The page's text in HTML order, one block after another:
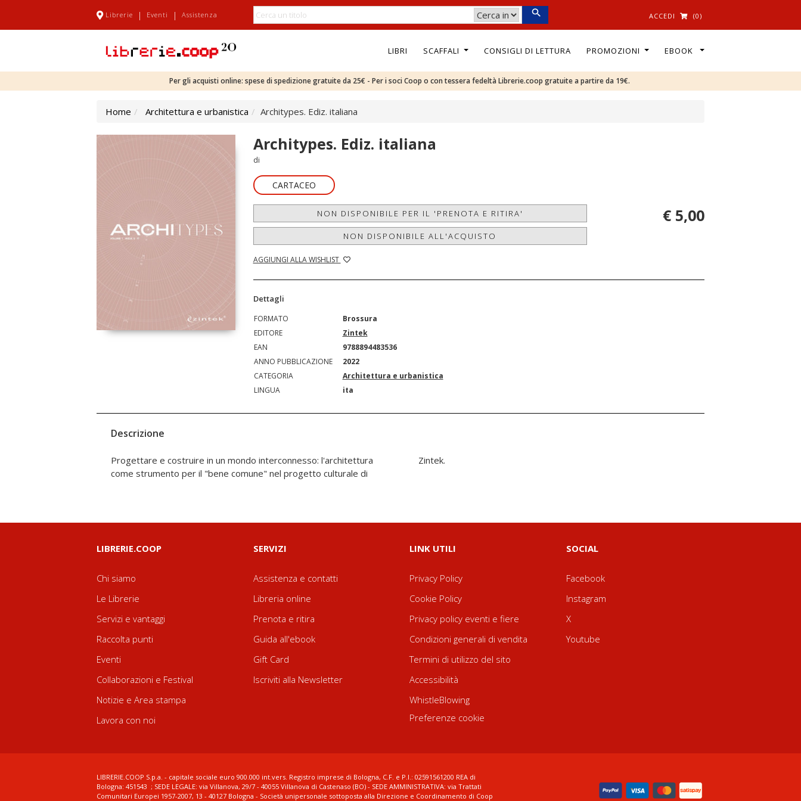
Librerie | Eventi | Assistenza ACCEDI (0)
LIBRI SCAFFALI CONSIGLI DI LETTURA PROMOZIONI EBOOK
Per gli acquisti online: spese di spedizione gratuite da 25€ - Per i soci Coop o con tessera fedeltà Librerie.coop gratuite a partire da 19€.
Home Architettura e urbanistica Architypes. Ediz. italiana
Architypes. Ediz. italiana
di
CARTACEO
NON DISPONIBILE PER IL 'PRENOTA E RITIRA'
NON DISPONIBILE ALL'ACQUISTO
AGGIUNGI ALLA WISHLIST
€ 5,00
Dettagli
FORMATO
Brossura
EDITORE
Zintek
EAN
9788894483536
ANNO PUBBLICAZIONE
2022
CATEGORIA
Architettura e urbanistica
LINGUA
ita
Descrizione
Progettare e costruire in un mondo interconnesso: l'architettura
come strumento per il "bene comune" nel progetto culturale di
Zintek.
LIBRERIE.COOP
Chi siamo
Le Librerie
Servizi e vantaggi
Raccolta punti
Eventi
Collaborazioni e Festival
Notizie e Area stampa
Lavora con noi
SERVIZI
Assistenza e contatti
Libreria online
Prenota e ritira
Guida all'ebook
Gift Card
Iscriviti alla Newsletter
LINK UTILI
Privacy Policy
Cookie Policy
Privacy policy eventi e fiere
Condizioni generali di vendita
Termini di utilizzo del sito
Accessibilità
WhistleBlowing
Preferenze cookie
SOCIAL
Facebook
Instagram
X
Youtube
LIBRERIE.COOP S.p.a. - capitale sociale euro 900.000 int.vers. Registro imprese di Bologna, C.F. e P.I.: 02591561200 REA di
Bologna: 451543 ; SEDE LEGALE: via Villanova, 29/7 - 40055 Villanova di Castenaso (BO) - SEDE AMMINISTRATIVA: via Trattati
Comunitari Europei 1957-2007, 13 - 40127 Bologna - Società unipersonale sottoposta alla Direzione e Coordinamento di Coop